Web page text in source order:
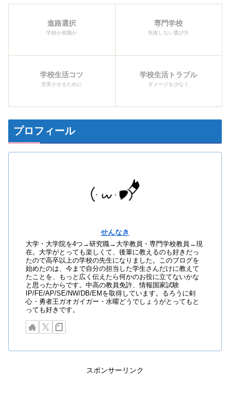
進路選択
学校か就職か
専門学校
失敗しない選び方
学校生活コツ
充実させるために
学校生活トラブル
ダメージを少なく
プロフィール
せんなき
大学・大学院を4つ→研究職→大学教員・専門学校教員→現
在。大学がとっても楽しくて、後輩に教えるのも好きだっ
たので高卒以上の学校の先生になりました。このブログを
始めたのは、今まで自分の担当した学生さんだけに教えて
たことを、もっと広く伝えたら何かのお役に立てないかな
と思ったからです。中高の教員免許、情報国家試験
IP/FE/AP/SE/NW/DB/EMを取得しています。るろうに剣
心・勇者王ガオガイガー・水曜どうでしょうがとってもと
っても好きです。
スポンサーリンク